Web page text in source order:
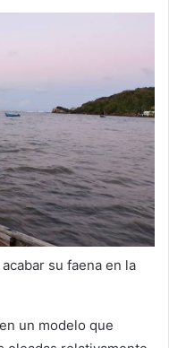
su faena en la
un modelo que